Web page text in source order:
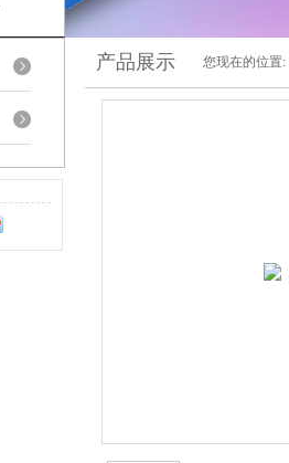
产品展示 您现在的位置: